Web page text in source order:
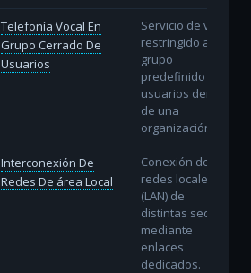
Telefonía Vocal En
Grupo Cerrado De
Usuarios
Servicio de voz
restringido a un
grupo
predefinido de
usuarios dentro
de una
organización.
Interconexión De
Redes De área Local
Conexión de
redes locales
(LAN) de
distintas sedes
mediante
enlaces
dedicados.